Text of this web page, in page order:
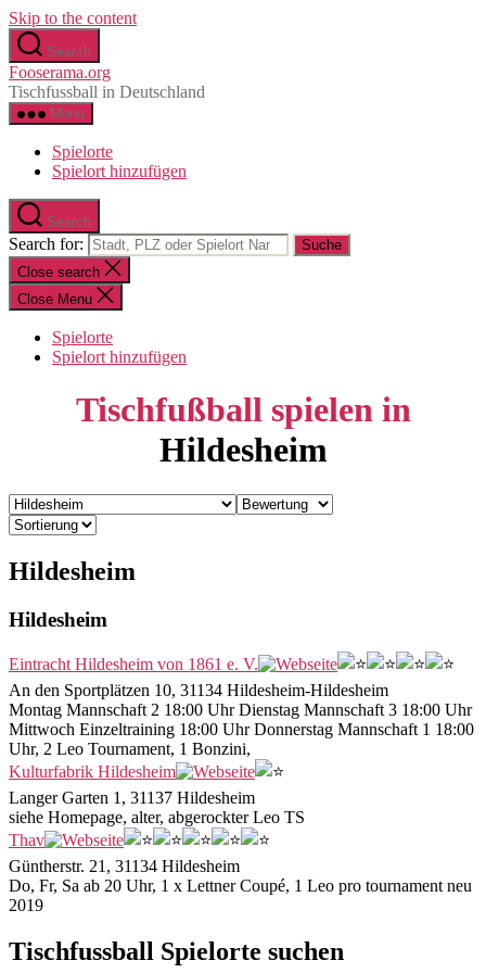
Skip to the content
Search
Fooserama.org
Tischfussball in Deutschland
Menu
Spielorte
Spielort hinzufügen
Search
Search for:
Close search
Close Menu
Spielorte
Spielort hinzufügen
Tischfußball spielen in
Hildesheim
Hildesheim
Hildesheim
Eintracht Hildesheim von 1861 e. V.
An den Sportplätzen 10, 31134 Hildesheim-Hildesheim
Montag Mannschaft 2 18:00 Uhr Dienstag Mannschaft 3 18:00 Uhr
Mittwoch Einzeltraining 18:00 Uhr Donnerstag Mannschaft 1 18:00
Uhr, 2 Leo Tournament, 1 Bonzini,
Kulturfabrik Hildesheim
Langer Garten 1, 31137 Hildesheim
siehe Homepage, alter, abgerockter Leo TS
Thav
Güntherstr. 21, 31134 Hildesheim
Do, Fr, Sa ab 20 Uhr, 1 x Lettner Coupé, 1 Leo pro tournament neu
2019
Tischfussball Spielorte suchen